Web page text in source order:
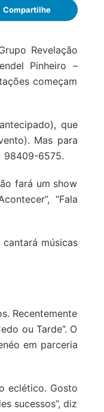
Compartilhe
Revelação
Pinheiro –
começam
que
Mas para
98409-6575.
fará um show
“Fala
músicas
Recentemente
ou Tarde”. O
em parceria
eclético. Gosto
sucessos”, diz